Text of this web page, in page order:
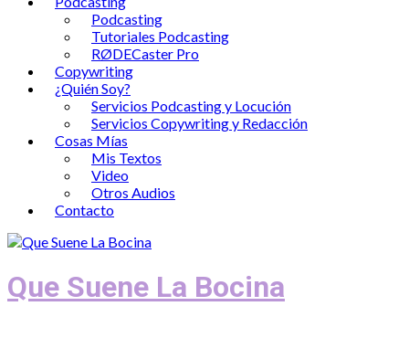
Podcasting
Tutoriales Podcasting
RØDECaster Pro
Copywriting
¿Quién Soy?
Servicios Podcasting y Locución
Servicios Copywriting y Redacción
Cosas Mías
Mis Textos
Video
Otros Audios
Contacto
Que Suene La Bocina